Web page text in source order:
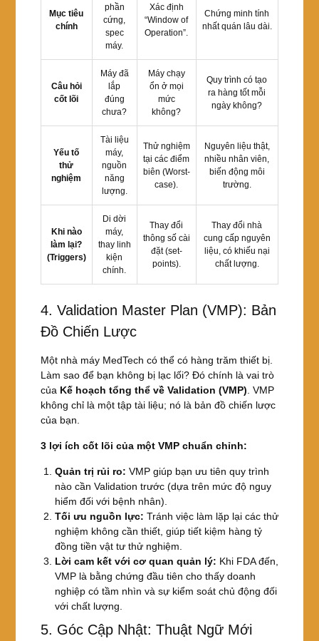
Mục tiêu
chính
phần
cứng,
spec
máy.
Xác định
“Window of
Operation”.
Chứng minh tính
nhất quán lâu dài.
Câu hỏi
cốt lõi
Máy đã
lắp
đúng
chưa?
Máy chạy
ổn ở mọi
mức
không?
Quy trình có tạo
ra hàng tốt mỗi
ngày không?
Yếu tố
thử
nghiệm
Tài liệu
máy,
nguồn
năng
lượng.
Thử nghiệm
tại các điểm
biên (Worst-
case).
Nguyên liệu thật,
nhiều nhân viên,
biến động môi
trường.
Khi nào
làm lại?
(Triggers)
Di dời
máy,
thay linh
kiện
chính.
Thay đổi
thông số cài
đặt (set-
points).
Thay đổi nhà
cung cấp nguyên
liệu, có khiếu nại
chất lượng.
4. Validation Master Plan (VMP): Bản
Đồ Chiến Lược
Một nhà máy MedTech có thể có hàng trăm thiết bị.
Làm sao để bạn không bị lạc lối? Đó chính là vai trò
của Kế hoạch tổng thể về Validation (VMP) . VMP
không chỉ là một tập tài liệu; nó là bản đồ chiến lược
của bạn.
3 lợi ích cốt lõi của một VMP chuẩn chỉnh:
Quản trị rủi ro: VMP giúp bạn ưu tiên quy trình
nào cần Validation trước (dựa trên mức độ nguy
hiểm đối với bệnh nhân).
Tối ưu nguồn lực: Tránh việc làm lặp lại các thử
nghiệm không cần thiết, giúp tiết kiệm hàng tỷ
đồng tiền vật tư thử nghiệm.
Lời cam kết với cơ quan quản lý: Khi FDA đến,
VMP là bằng chứng đầu tiên cho thấy doanh
nghiệp có tầm nhìn và sự kiểm soát chủ động đối
với chất lượng.
5. Góc Cập Nhật: Thuật Ngữ Mới